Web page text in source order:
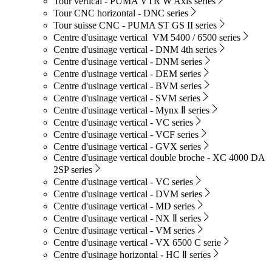
Tour CNC horizontal - DNC series
Tour suisse CNC - PUMA ST GS II series
Centre d'usinage vertical VM 5400 / 6500 series
Centre d'usinage vertical - DNM 4th series
Centre d'usinage vertical - DNM series
Centre d'usinage vertical - DEM series
Centre d'usinage vertical - BVM series
Centre d'usinage vertical - SVM series
Centre d'usinage vertical - Mynx Ⅱ series
Centre d'usinage vertical - VC series
Centre d'usinage vertical - VCF series
Centre d'usinage vertical - GVX series
Centre d'usinage vertical double broche - XC 4000 DA
2SP series
Centre d'usinage vertical - VC series
Centre d'usinage vertical - DVM series
Centre d'usinage vertical - MD series
Centre d'usinage vertical - NX Ⅱ series
Centre d'usinage vertical - VM series
Centre d'usinage vertical - VX 6500 C serie
Centre d'usinage horizontal - HC Ⅱ series